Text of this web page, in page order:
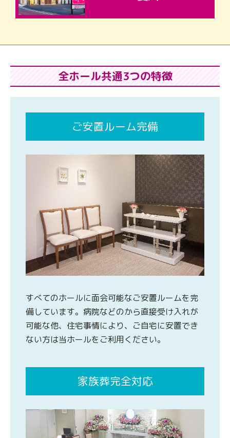
全ホール共通3つの特徴
ご安置ルーム完備
すべてのホールに面会可能なご安置ルームを完
備しています。病院などのから直接受け入れが
可能な他、住宅事情により、ご自宅に安置でき
ない方は当ホールをご利用ください。
家族葬完全対応